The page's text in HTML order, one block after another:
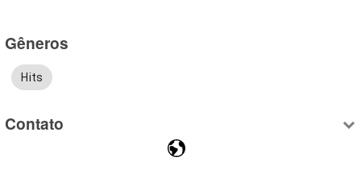
Gêneros
Hits
Contato